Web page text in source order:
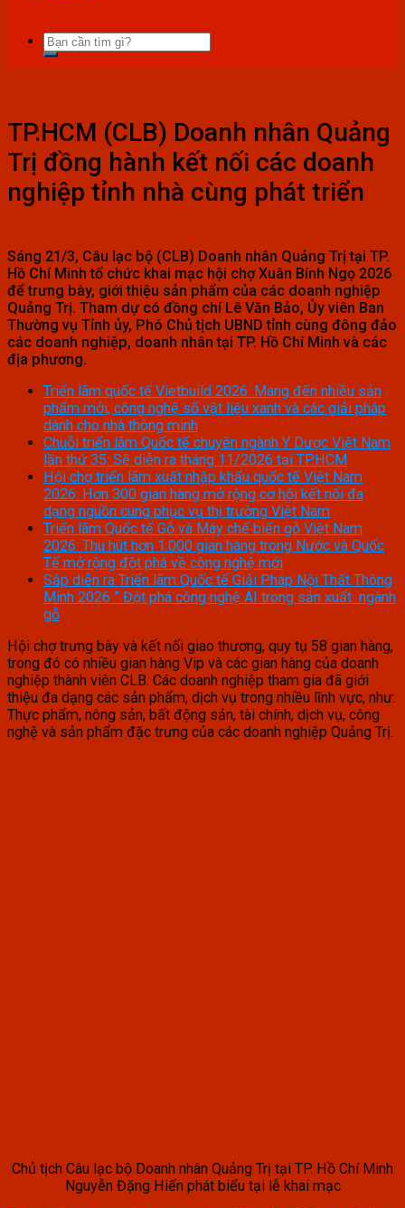
TP.HCM (CLB) Doanh nhân Quảng
Trị đồng hành kết nối các doanh
nghiệp tỉnh nhà cùng phát triển
Sáng 21/3, Câu lạc bộ (CLB) Doanh nhân Quảng Trị tại TP.
Hồ Chí Minh tổ chức khai mạc hội chợ Xuân Bính Ngọ 2026
để trưng bày, giới thiệu sản phẩm của các doanh nghiệp
Quảng Trị. Tham dự có đồng chí Lê Văn Bảo, Ủy viên Ban
Thường vụ Tỉnh ủy, Phó Chủ tịch UBND tỉnh cùng đông đảo
các doanh nghiệp, doanh nhân tại TP. Hồ Chí Minh và các
địa phương.
Triển lãm quốc tế Vietbuild 2026: Mang đến nhiều sản
phẩm mới, công nghệ số vật liệu xanh và các giải pháp
dành cho nhà thông minh
Chuỗi triển lãm Quốc tế chuyên ngành Y Dược Việt Nam
lần thứ 35: Sẽ diễn ra tháng 11/2026 tại TP.HCM
Hội chợ triển lãm xuất nhập khẩu quốc tế Việt Nam
2026: Hơn 300 gian hàng mở rộng cơ hội kết nối đa
dạng nguồn cung phục vụ thị trường Việt Nam
Triển lãm Quốc tế Gỗ và Máy chế biến gỗ Việt Nam
2026: Thu hút hơn 1.000 gian hàng trong Nước và Quốc
Tế mở rộng đột phá về công nghệ mới
Sắp diễn ra Triển lãm Quốc tế Giải Pháp Nội Thất Thông
Minh 2026 ” Đột phá công nghệ AI trong sản xuất ngành
gỗ
Hội chợ trưng bày và kết nối giao thương, quy tụ 58 gian hàng,
trong đó có nhiều gian hàng Vip và các gian hàng của doanh
nghiệp thành viên CLB. Các doanh nghiệp tham gia đã giới
thiệu đa dạng các sản phẩm, dịch vụ trong nhiều lĩnh vực, như:
Thực phẩm, nông sản, bất động sản, tài chính, dịch vụ, công
nghệ và sản phẩm đặc trưng của các doanh nghiệp Quảng Trị.
Chủ tịch Câu lạc bộ Doanh nhân Quảng Trị tại TP. Hồ Chí Minh
Nguyễn Đặng Hiến phát biểu tại lễ khai mạc